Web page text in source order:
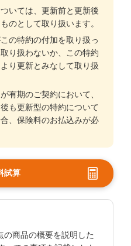
いては、更新前と更新後
のとして取り扱います。
の特約の付加を取り扱っ
り扱わないか、この特約
り更新とみなして取り扱
有期のご契約において、
も更新型の特約について
、保険料のお払込みが必
試算
の商品の概要を説明した